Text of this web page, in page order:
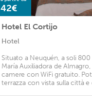
42€
Hotel El Cortijo
Hotel
Situato a Neuquén, a soli
María Auxiliadora de
camere con WiFi gratuito.
terrazza con vista sulla città e